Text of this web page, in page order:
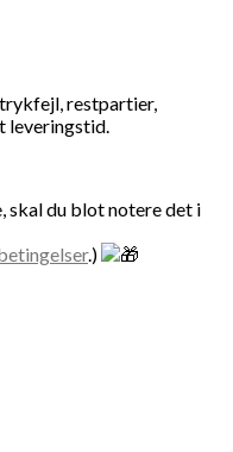
restpartier,
leveringstid.
skal du blot notere det i
.)